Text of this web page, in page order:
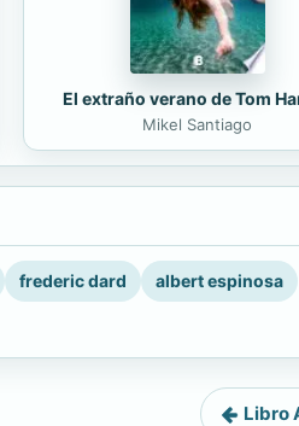
El extraño verano de Tom
Mikel Santiago
frederic dard
albert espinosa
Libro